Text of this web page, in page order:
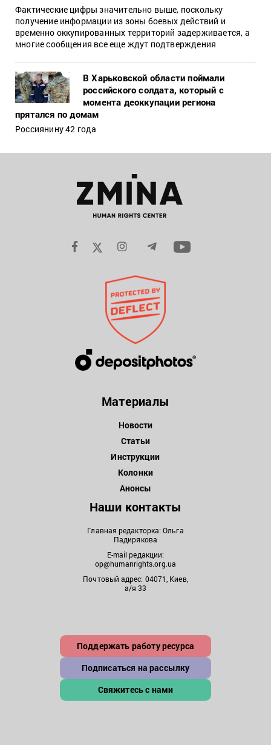
Фактические цифры значительно выше, поскольку
получение информации из зоны боевых действий и
временно оккупированных территорий задерживается, а
многие сообщения все еще ждут подтверждения
В Харьковской области поймали
российского солдата, который с
момента деоккупации региона
прятался по домам
Россиянину 42 года
Материалы
Новости
Статьи
Инструкции
Колонки
Анонсы
Наши контакты
Главная редакторка: Ольга
Падирякова
E-mail редакции:
op@humanrights.org.ua
Почтовый адрес: 04071, Киев,
а/я 33
Поддержать работу ресурса
Подписаться на рассылку
Свяжитесь с нами